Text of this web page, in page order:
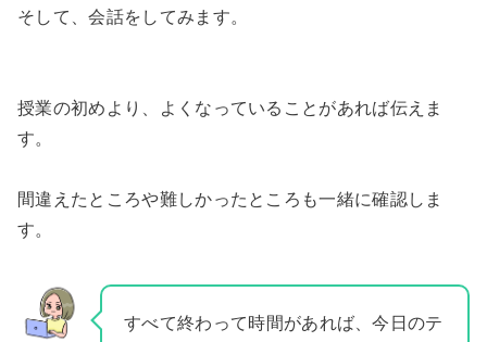
そして、会話をしてみます。
授業の初めより、よくなっていることがあれば伝えま
す。
間違えたところや難しかったところも一緒に確認しま
す。
すべて終わって時間があれば、今日のテ